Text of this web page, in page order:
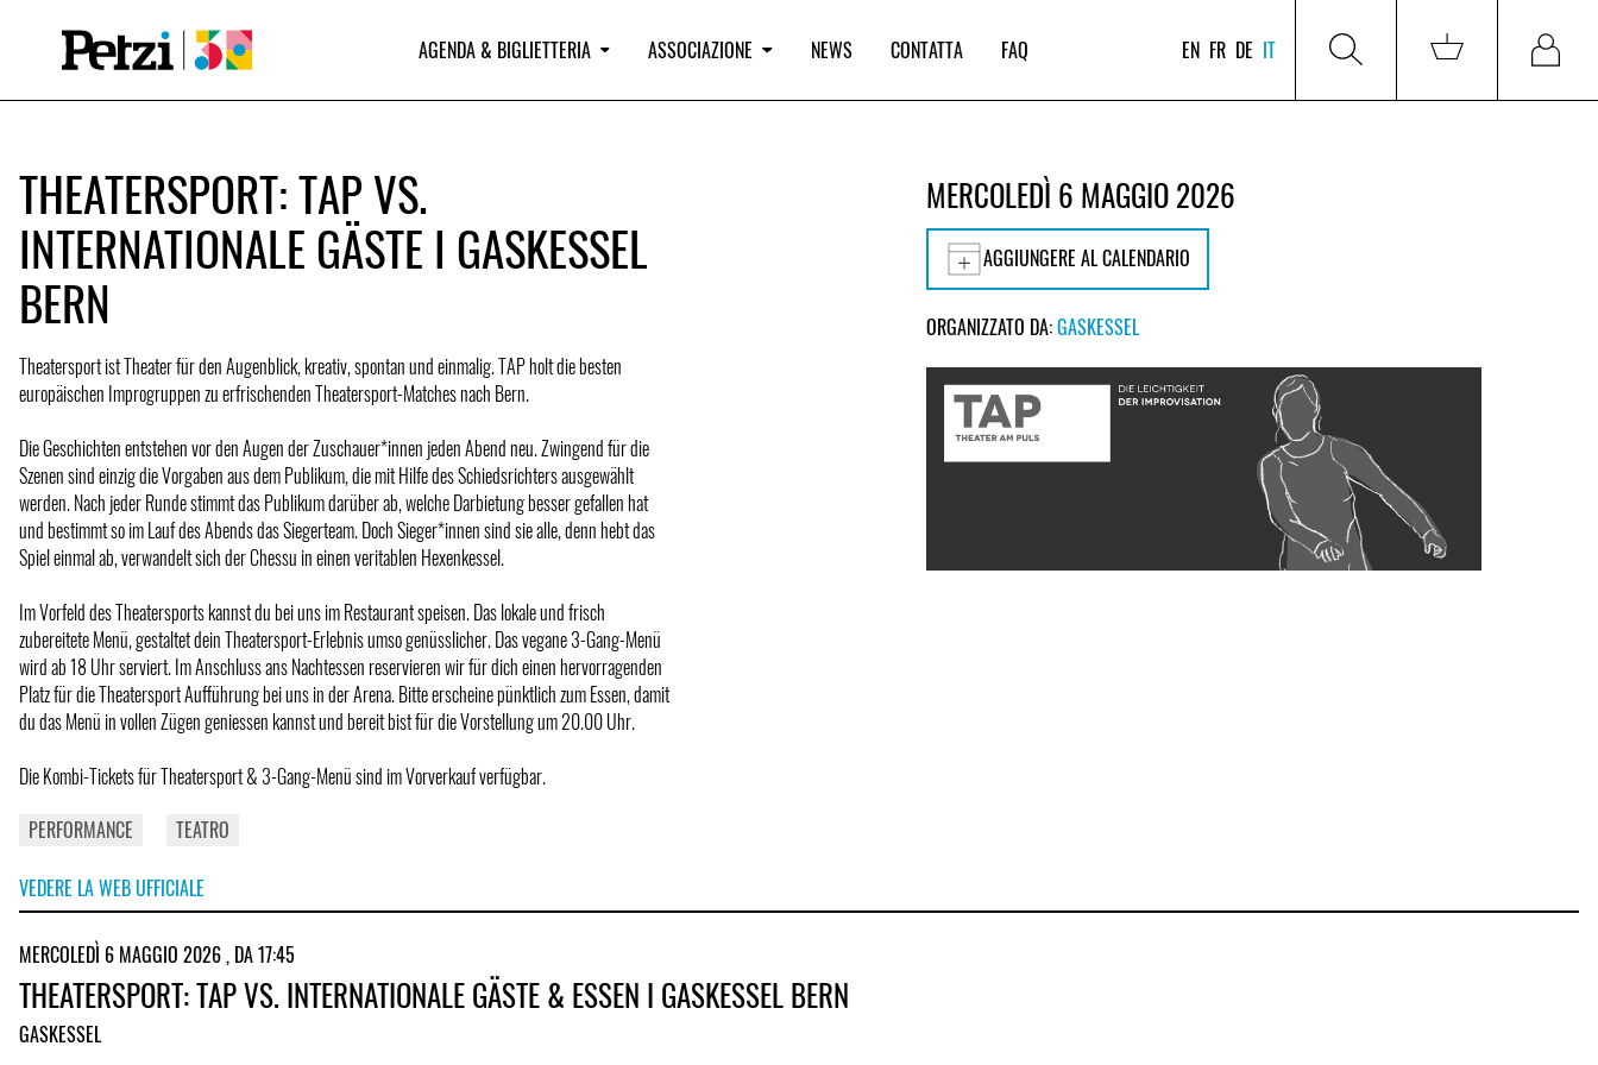
AGENDA & BIGLIETTERIA ASSOCIAZIONE NEWS CONTATTA FAQ EN FR DE IT
THEATERSPORT: TAP VS.
INTERNATIONALE GÄSTE I GASKESSEL
BERN
Theatersport ist Theater für den Augenblick, kreativ, spontan und einmalig. TAP holt die besten
europäischen Improgruppen zu erfrischenden Theatersport-Matches nach Bern.
Die Geschichten entstehen vor den Augen der Zuschauer*innen jeden Abend neu. Zwingend für die
Szenen sind einzig die Vorgaben aus dem Publikum, die mit Hilfe des Schiedsrichters ausgewählt
werden. Nach jeder Runde stimmt das Publikum darüber ab, welche Darbietung besser gefallen hat
und bestimmt so im Lauf des Abends das Siegerteam. Doch Sieger*innen sind sie alle, denn hebt das
Spiel einmal ab, verwandelt sich der Chessu in einen veritablen Hexenkessel.
Im Vorfeld des Theatersports kannst du bei uns im Restaurant speisen. Das lokale und frisch
zubereitete Menü, gestaltet dein Theatersport-Erlebnis umso genüsslicher. Das vegane 3-Gang-Menü
wird ab 18 Uhr serviert. Im Anschluss ans Nachtessen reservieren wir für dich einen hervorragenden
Platz für die Theatersport Aufführung bei uns in der Arena. Bitte erscheine pünktlich zum Essen, damit
du das Menü in vollen Zügen geniessen kannst und bereit bist für die Vorstellung um 20.00 Uhr.
Die Kombi-Tickets für Theatersport & 3-Gang-Menü sind im Vorverkauf verfügbar.
PERFORMANCE
TEATRO
VEDERE LA WEB UFFICIALE
MERCOLEDÌ 6 MAGGIO 2026
AGGIUNGERE AL CALENDARIO
ORGANIZZATO DA:GASKESSEL
MERCOLEDÌ 6 MAGGIO 2026 , DA 17:45
THEATERSPORT: TAP VS. INTERNATIONALE GÄSTE & ESSEN I GASKESSEL BERN
GASKESSEL